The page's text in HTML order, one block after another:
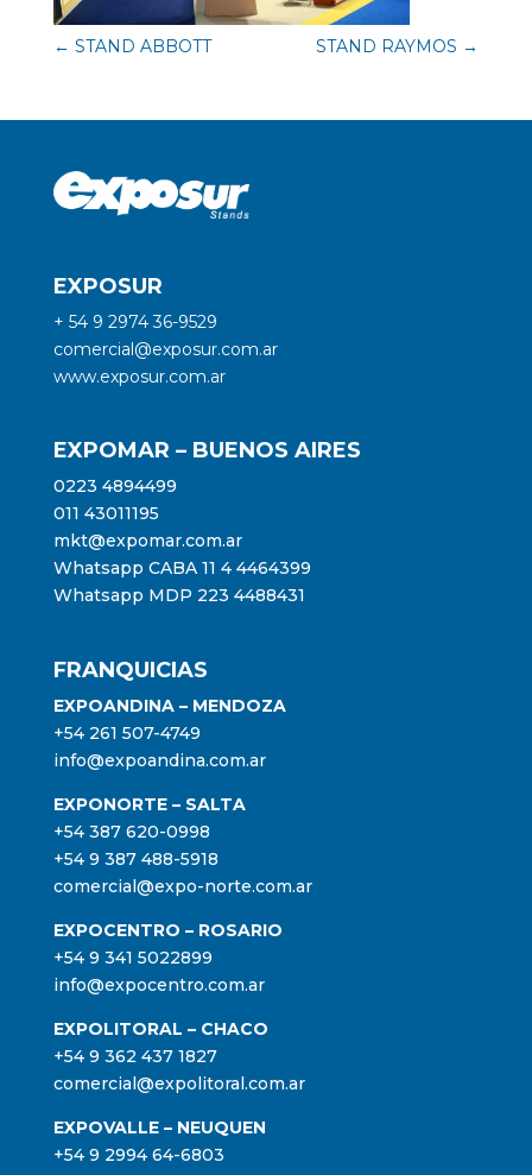
← STAND ABBOTT STAND RAYMOS →
EXPOSUR
+ 54 9 2974 36-9529
comercial@exposur.com.ar
www.exposur.com.ar
EXPOMAR – BUENOS AIRES
0223 4894499
011 43011195
mkt@expomar.com.ar
Whatsapp CABA 11 4 4464399
Whatsapp MDP 223 4488431
FRANQUICIAS
EXPOANDINA – MENDOZA
+54 261 507-4749
info@expoandina.com.ar
EXPONORTE – SALTA
+54 387 620-0998
+54 9 387 488-5918
comercial@expo-norte.com.ar
EXPOCENTRO – ROSARIO
+54 9 341 5022899
info@expocentro.com.ar
EXPOLITORAL – CHACO
+54 9 362 437 1827
comercial@expolitoral.com.ar
EXPOVALLE – NEUQUEN
+54 9 2994 64-6803